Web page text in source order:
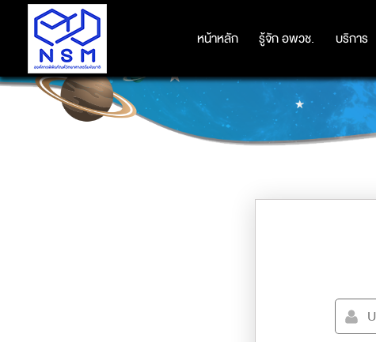
หน้าหลัก รู้จัก อพวช. บริการ
หน้าหลัก รู้จัก อพวช. บริการ